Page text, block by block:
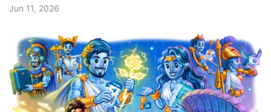
Jun 11, 2026